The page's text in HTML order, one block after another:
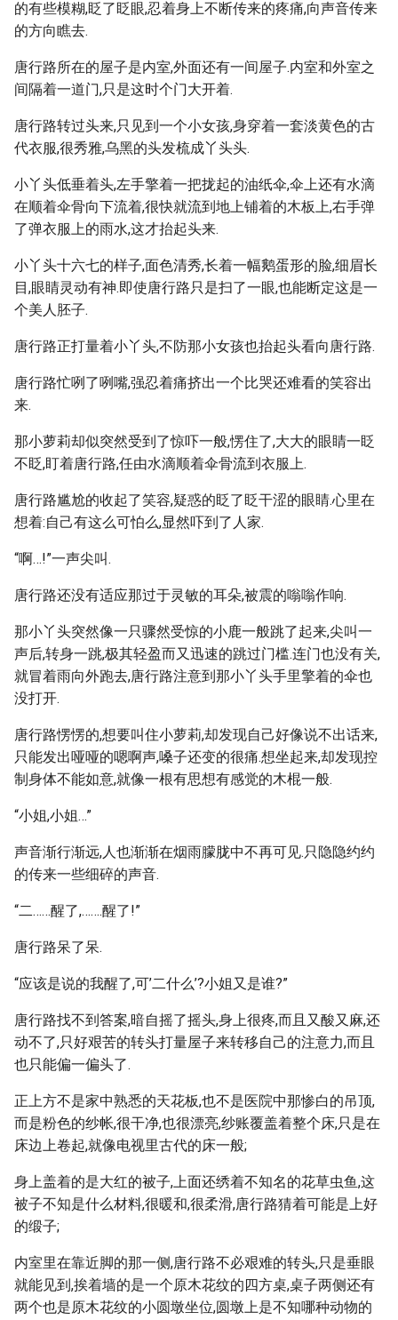
的有些模糊,眨了眨眼,忍着身上不断传来的疼痛,向声音传来
的方向瞧去.
唐行路所在的屋子是内室,外面还有一间屋子.内室和外室之
间隔着一道门,只是这时个门大开着.
唐行路转过头来,只见到一个小女孩,身穿着一套淡黄色的古
代衣服,很秀雅,乌黑的头发梳成丫头头.
小丫头低垂着头,左手擎着一把拢起的油纸伞,伞上还有水滴
在顺着伞骨向下流着,很快就流到地上铺着的木板上,右手弹
了弹衣服上的雨水,这才抬起头来.
小丫头十六七的样子,面色清秀,长着一幅鹅蛋形的脸,细眉长
目,眼睛灵动有神.即使唐行路只是扫了一眼,也能断定这是一
个美人胚子.
唐行路正打量着小丫头,不防那小女孩也抬起头看向唐行路.
唐行路忙咧了咧嘴,强忍着痛挤出一个比哭还难看的笑容出
来.
那小萝莉却似突然受到了惊吓一般,愣住了,大大的眼睛一眨
不眨,盯着唐行路,任由水滴顺着伞骨流到衣服上.
唐行路尴尬的收起了笑容,疑惑的眨了眨干涩的眼睛.心里在
想着:自己有这么可怕么,显然吓到了人家.
“啊…!”一声尖叫.
唐行路还没有适应那过于灵敏的耳朵,被震的嗡嗡作响.
那小丫头突然像一只骤然受惊的小鹿一般跳了起来,尖叫一
声后,转身一跳,极其轻盈而又迅速的跳过门槛.连门也没有关,
就冒着雨向外跑去,唐行路注意到那小丫头手里擎着的伞也
没打开.
唐行路愣愣的,想要叫住小萝莉,却发现自己好像说不出话来,
只能发出哑哑的嗯啊声,嗓子还变的很痛.想坐起来,却发现控
制身体不能如意,就像一根有思想有感觉的木棍一般.
“小姐,小姐…”
声音渐行渐远,人也渐渐在烟雨朦胧中不再可见.只隐隐约约
的传来一些细碎的声音.
“二……醒了,…….醒了!”
唐行路呆了呆.
“应该是说的我醒了,可’二什么’?小姐又是谁?”
唐行路找不到答案,暗自摇了摇头,身上很疼,而且又酸又麻,还
动不了,只好艰苦的转头打量屋子来转移自己的注意力,而且
也只能偏一偏头了.
正上方不是家中熟悉的天花板,也不是医院中那惨白的吊顶,
而是粉色的纱帐,很干净,也很漂亮,纱账覆盖着整个床,只是在
床边上卷起,就像电视里古代的床一般;
身上盖着的是大红的被子,上面还绣着不知名的花草虫鱼,这
被子不知是什么材料,很暖和,很柔滑,唐行路猜着可能是上好
的缎子;
内室里在靠近脚的那一侧,唐行路不必艰难的转头,只是垂眼
就能见到,挨着墙的是一个原木花纹的四方桌,桌子两侧还有
两个也是原木花纹的小圆墩坐位,圆墩上是不知哪种动物的